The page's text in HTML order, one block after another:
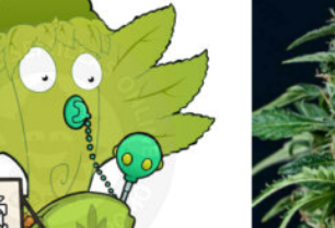
Añadir
a la
lista de
deseos